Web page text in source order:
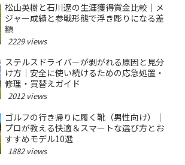
松山英樹と石川遼の生涯獲得賞金比較｜メ
ジャー成績と参戦形態で浮き彫りになる差
額
2229 views
ステルスドライバーが剥がれる原因と見分
け方｜安全に使い続けるための応急処置・
修理・買替えガイド
2012 views
ゴルフの行き帰りに履く靴（男性向け）｜
プロが教える快適＆スマートな選び方とお
すすめモデル10選
1882 views